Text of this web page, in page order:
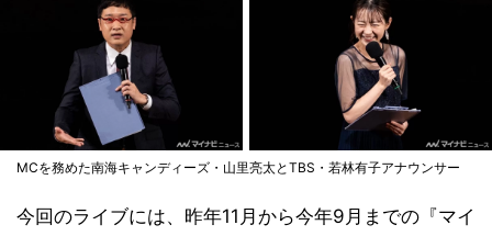
MCを務めた南海キャンディーズ・山里亮太とTBS・若林有子アナウンサー
今回のライブには、昨年11月から今年9月までの『マイ